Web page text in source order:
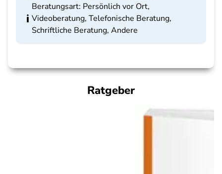
Beratungsart: Persönlich vor Ort,
Videoberatung, Telefonische Beratung,
Schriftliche Beratung, Andere
Ratgeber